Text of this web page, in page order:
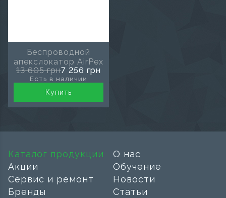
Беспроводной
апекслокатор AirPex
13 605 грн7 256 грн
Есть в наличии
Купить
Каталог продукции
Акции
Сервис и ремонт
Бренды
О нас
Обучение
Новости
Статьи